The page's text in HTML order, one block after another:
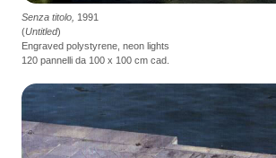
Senza titolo, 1991
(Untitled)
Engraved polystyrene, neon lights
120 pannelli da 100 x 100 cm cad.